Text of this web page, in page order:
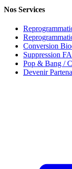
Nos Services
Conversion
Suppression
Pop & Bang /
Devenir